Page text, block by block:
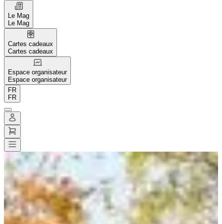
Le Mag
Le Mag
Cartes cadeaux
Cartes cadeaux
Espace organisateur
Espace organisateur
FR
FR
Toutes les courses> Marche Randonnée pédestre>
Les 60 km de
marche de l'Oise
Les 60 km de marche de l'Oise
Date à confirmer